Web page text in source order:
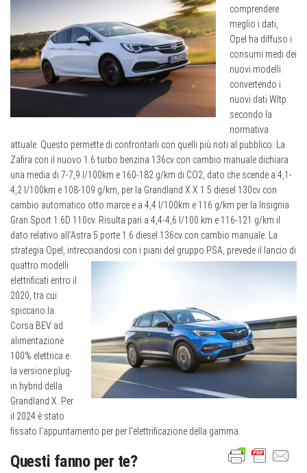
comprendere
meglio i dati,
Opel ha diffuso i
consumi medi dei
nuovi modelli
convertendo i
nuovi dati Wltp
secondo la
normativa
attuale. Questo permette di confrontarli con quelli più noti al pubblico. La
Zafira con il nuovo 1.6 turbo benzina 136cv con cambio manuale dichiara
una media di 7-7,9 l/100km e 160-182 g/km di CO2, dato che scende a 4,1-
4,2 l/100km e 108-109 g/km, per la Grandland X X 1.5 diesel 130cv con
cambio automatico otto marce e a 4,4 l/100km e 116 g/km per la Insignia
Gran Sport 1.6D 110cv. Risulta pari a 4,4-4,6 l/100 km e 116-121 g/km il
dato relativo all’Astra 5 porte 1.6 diesel 136cv con cambio manuale. La
strategia Opel, intrecciandosi con i piani del gruppo PSA, prevede il lancio di
quattro modelli
elettrificati entro il
2020, tra cui
spiccano la
Corsa BEV ad
alimentazione
100% elettrica e
la versione plug-
in hybrid della
Grandland X. Per
il 2024 è stato
fissato l’appuntamento per per l’elettrificazione della gamma.
Questi fanno per te?